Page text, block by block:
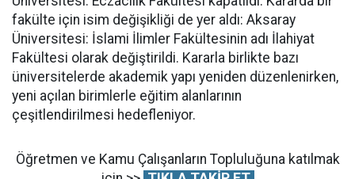
fakülte için isim değişikliği de yer aldı: Aksaray
Üniversitesi: İslami İlimler Fakültesinin adı İlahiyat
Fakültesi olarak değiştirildi. Kararla birlikte bazı
üniversitelerde akademik yapı yeniden düzenlenirken,
yeni açılan birimlerle eğitim alanlarının
çeşitlendirilmesi hedefleniyor.
Öğretmen ve Kamu Çalışanların Topluluğuna katılmak